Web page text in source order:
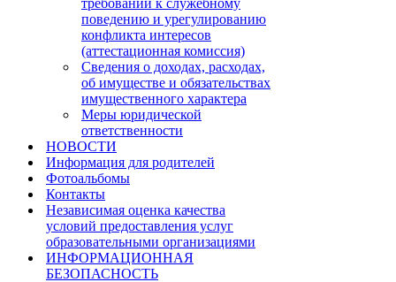
требований к служебному
поведению и урегулированию
конфликта интересов
(аттестационная комиссия)
Сведения о доходах, расходах,
об имуществе и обязательствах
имущественного характера
Меры юридической
ответственности
НОВОСТИ
Информация для родителей
Фотоальбомы
Контакты
Независимая оценка качества
условий предоставления услуг
образовательными организациями
ИНФОРМАЦИОННАЯ
БЕЗОПАСНОСТЬ